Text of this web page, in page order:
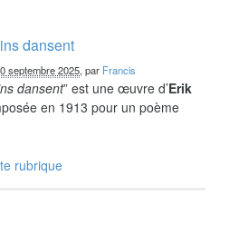
dansent
septembre 2025, par Francis
dansent” est une œuvre d’Erik
en 1913 pour un poème
rubrique